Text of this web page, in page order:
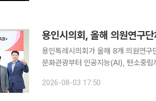
용인시의회, 올해 의원연구
용인특례시의회가 올해 8개 의원연
문화관광부터 인공지능(AI), 탄소중립까지 분야를 넓혔다. 3일
승인했다. 의원연구단체는 의
2026-08-03 17:50